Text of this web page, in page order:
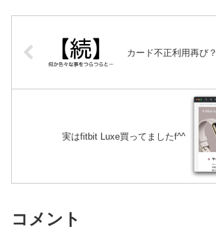
カード不正利用再び？
実はfitbit Luxe買ってましたf^^
コメント